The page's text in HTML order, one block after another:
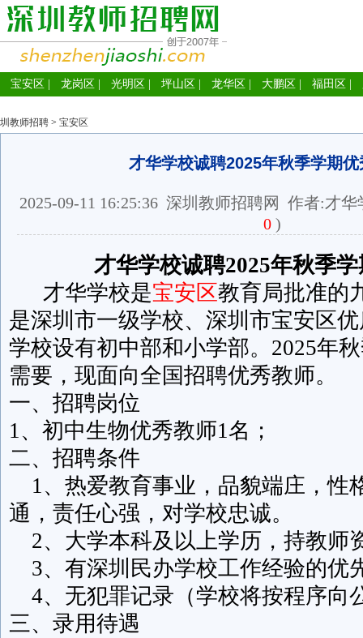
宝安区 龙岗区 光明区 坪山区 龙华区 大鹏区 福田区
圳教师招聘 > 宝安区
才华学校诚聘2025年秋季学期
2025-09-11 16:25:36 深圳教师招聘网 作者:才
0 )
才华学校诚聘2025年秋季学
才华学校是宝安区教育局批准的
是深圳市一级学校、深圳市宝安区
学校设有初中部和小学部。2025年
需要，现面向全国招聘优秀教师。
一、招聘岗位
1、初中生物优秀教师1名；
二、招聘条件
1、热爱教育事业，品貌端庄，性
通，责任心强，对学校忠诚。
2、大学本科及以上学历，持教师
3、有深圳民办学校工作经验的优
4、无犯罪记录（学校将按程序向
三、录用待遇